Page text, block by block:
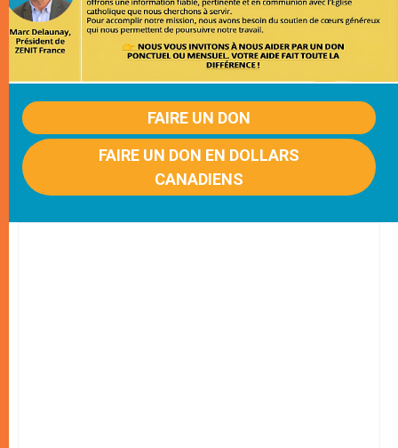
FAIRE UN DON
FAIRE UN DON EN DOLLARS
CANADIENS